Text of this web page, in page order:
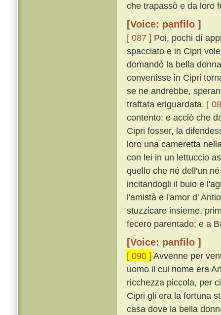
che trapassò e da loro
[Voice: panfilo ]
[ 087 ] Poi, pochi dí
spacciato e in Cipri
domandò la bella
convenisse in Cipri
se ne andrebbe,
trattata eriguardata. [
contento: e acciò che
Cipri fosser, la
loro una cameretta
con lei in un lettuccio
quello che né dell'un
incitandogli il buio e
l'amistà e l'amor d'
stuzzicare insieme,
fecero parentado; e a
[Voice: panfilo ]
[ 090 ] Avvenne per
uomo il cui nome era
ricchezza piccola, per
Cipri gli era la fortuna
casa dove la bella